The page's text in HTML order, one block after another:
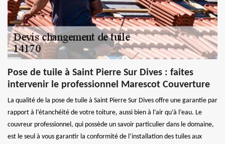
Pose de tuile à Saint Pierre Sur Dives : faites
intervenir le professionnel Marescot Couverture
La qualité de la pose de tuile à Saint Pierre Sur Dives offre une garantie par
rapport à l’étanchéité de votre toiture, aussi bien à l’air qu’à l’eau. Le
couvreur professionnel, qui possède un savoir particulier dans le domaine,
est le seul à vous garantir la conformité de l’installation des tuiles aux